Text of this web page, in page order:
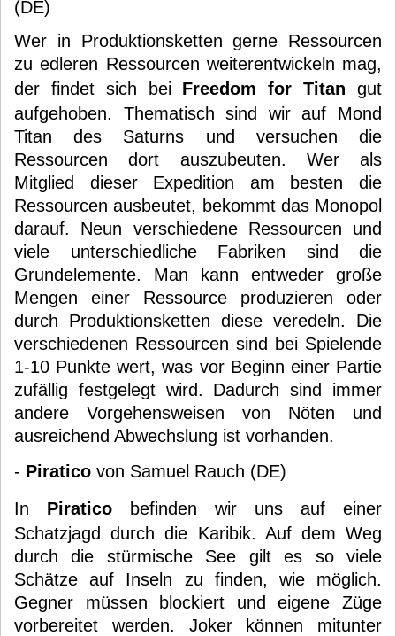
(DE)
Wer in Produktionsketten gerne Ressourcen
zu edleren Ressourcen weiterentwickeln mag,
der findet sich bei Freedom for Titan gut
aufgehoben. Thematisch sind wir auf Mond
Titan des Saturns und versuchen die
Ressourcen dort auszubeuten. Wer als
Mitglied dieser Expedition am besten die
Ressourcen ausbeutet, bekommt das Monopol
darauf. Neun verschiedene Ressourcen und
viele unterschiedliche Fabriken sind die
Grundelemente. Man kann entweder große
Mengen einer Ressource produzieren oder
durch Produktionsketten diese veredeln. Die
verschiedenen Ressourcen sind bei Spielende
1-10 Punkte wert, was vor Beginn einer Partie
zufällig festgelegt wird. Dadurch sind immer
andere Vorgehensweisen von Nöten und
ausreichend Abwechslung ist vorhanden.
- Piratico von Samuel Rauch (DE)
In Piratico befinden wir uns auf einer
Schatzjagd durch die Karibik. Auf dem Weg
durch die stürmische See gilt es so viele
Schätze auf Inseln zu finden, wie möglich.
Gegner müssen blockiert und eigene Züge
vorbereitet werden. Joker können mitunter